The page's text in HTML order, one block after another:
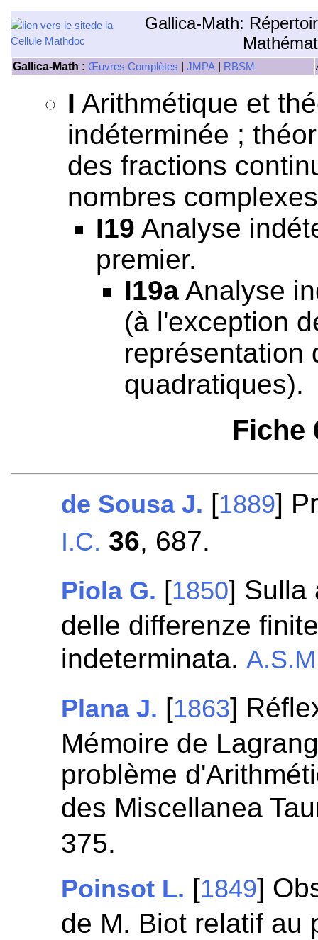
Gallica-Math:
Gallica-Math : Œuvres Complètes JMPA RBSM
I Arithmétique et
indéterminée ;
des fractions
nombres
I19 Analyse
premier.
I19a Analyse
(à l'exception
représentation
quadratiques).
Fiche
de Sousa J. [1889]
I.C. 36, 687.
Piola G. [1850] Sulla
delle differenze
indeterminata.
Plana J. [1863]
Mémoire de
problème
des Miscellanea
375.
Poinsot L. [1849]
de M. Biot relatif au